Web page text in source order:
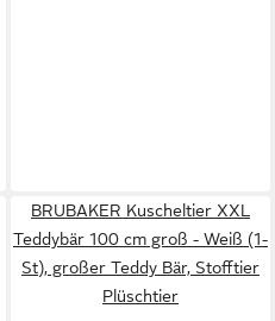
BRUBAKER Kuscheltier XXL
Teddybär 100 cm groß - Weiß (1-
St), großer Teddy Bär, Stofftier
Plüschtier